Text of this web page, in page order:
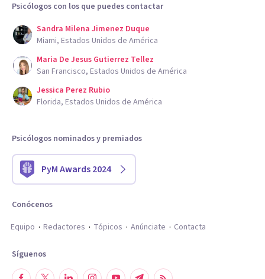
Psicólogos con los que puedes contactar
Sandra Milena Jimenez Duque
Miami, Estados Unidos de América
Maria De Jesus Gutierrez Tellez
San Francisco, Estados Unidos de América
Jessica Perez Rubio
Florida, Estados Unidos de América
Psicólogos nominados y premiados
PyM Awards 2024
Conócenos
Equipo
Redactores Tópicos Anúnciate Contacta
Síguenos